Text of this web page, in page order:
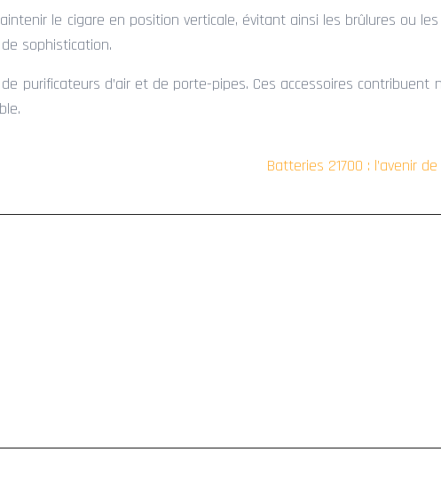
le cigare en position verticale, évitant ainsi les brûlures ou les
sophistication.
purificateurs d’air et de porte-pipes. Ces accessoires
Batteries 21700 : l’avenir